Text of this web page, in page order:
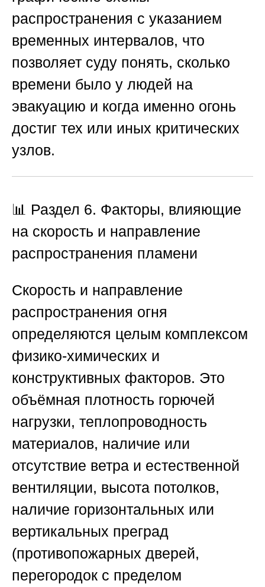
распространения с указанием
временных интервалов, что
позволяет суду понять, сколько
времени было у людей на
эвакуацию и когда именно огонь
достиг тех или иных критических
узлов.
📊 Раздел 6. Факторы, влияющие
на скорость и направление
распространения пламени
Скорость и направление
распространения огня
определяются целым комплексом
физико-химических и
конструктивных факторов. Это
объёмная плотность горючей
нагрузки, теплопроводность
материалов, наличие или
отсутствие ветра и естественной
вентиляции, высота потолков,
наличие горизонтальных или
вертикальных преград
(противопожарных дверей,
перегородок с пределом